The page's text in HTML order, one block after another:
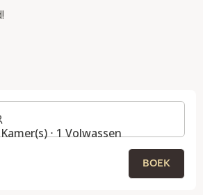
⋅ 1 Volwassen
BOEK